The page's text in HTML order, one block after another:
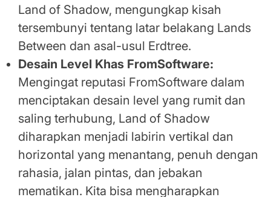
Land of Shadow, mengungkap kisah
tersembunyi tentang latar belakang Lands
Between dan asal-usul Erdtree.
Desain Level Khas FromSoftware:
Mengingat reputasi FromSoftware dalam
menciptakan desain level yang rumit dan
saling terhubung, Land of Shadow
diharapkan menjadi labirin vertikal dan
horizontal yang menantang, penuh dengan
rahasia, jalan pintas, dan jebakan
mematikan. Kita bisa mengharapkan